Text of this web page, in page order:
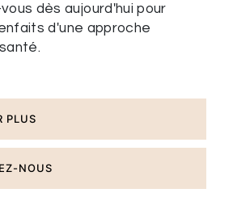
dès aujourd'hui pour
d'une approche
PLUS
NOUS